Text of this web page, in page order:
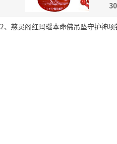
2、慈灵阁红玛瑙本命佛吊坠守护神